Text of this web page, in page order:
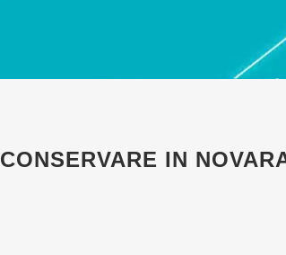
CONSERVARE IN